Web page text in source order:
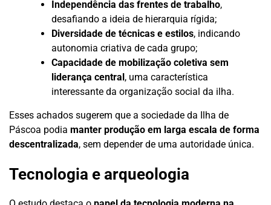
Independência das frentes de trabalho,
desafiando a ideia de hierarquia rígida;
Diversidade de técnicas e estilos, indicando
autonomia criativa de cada grupo;
Capacidade de mobilização coletiva sem
liderança central, uma característica
interessante da organização social da ilha.
Esses achados sugerem que a sociedade da Ilha de
Páscoa podia manter produção em larga escala de forma
descentralizada, sem depender de uma autoridade única.
Tecnologia e arqueologia